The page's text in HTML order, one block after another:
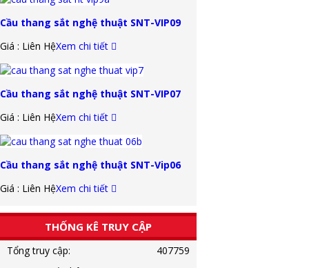
Cầu thang sắt nghệ thuật SNT-VIP09
Giá : Liên HệXem chi tiết
Cầu thang sắt nghệ thuật SNT-VIP07
Giá : Liên HệXem chi tiết
Cầu thang sắt nghệ thuật SNT-Vip06
Giá : Liên HệXem chi tiết
THỐNG KÊ TRUY CẬP
407759
Tổng truy cập: